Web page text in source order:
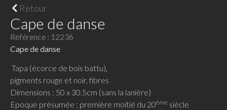
Retour
Cape de danse
Référence : 12236
Cape de danse
Tapa (écorce de bois battu),
pigments rouge et noir, fibres
Dimensions : 50 x 30.5cm (sans la lanière)
Epoque présumée : première moitié du 20ème siècle